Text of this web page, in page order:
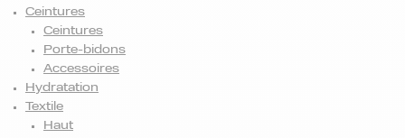
Ceintures
Ceintures
Porte-bidons
Accessoires
Hydratation
Textile
Haut